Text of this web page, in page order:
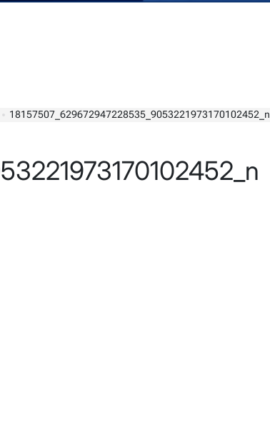
18157507_629672947228535_9053221973170102452_n